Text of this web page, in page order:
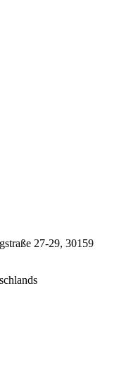
27-29, 30159